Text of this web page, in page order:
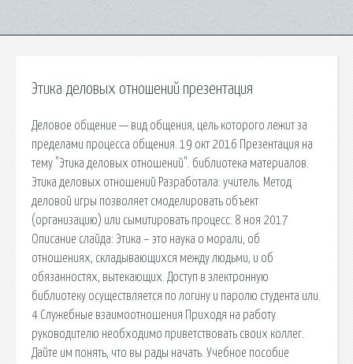
Этика деловых отношений презентация
Деловое общение — вид общения, цель которого лежит за
пределами процесса общения. 19 окт 2016 Презентация на
тему "Этика деловых отношений". библиотека материалов.
Этика деловых отношений Разработала: учитель. Метод
деловой игры позволяет смоделировать объект
(организацию) или сымитировать процесс. 8 ноя 2017
Описание слайда: Этика – это наука о морали, об
отношениях, складывающихся между людьми, и об
обязанностях, вытекающих. Доступ в электронную
библиотеку осуществляется по логину и паролю студента или.
4 Служебные взаимоотношения Приходя на работу
руководителю необходимо приветствовать своих коллег.
Дайте им понять, что вы рады начать. Учебное пособие